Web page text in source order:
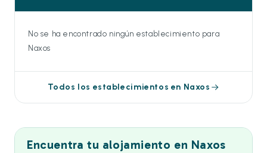
No se ha encontrado ningún establecimiento para
Naxos
Todos los establecimientos en Naxos
Encuentra tu alojamiento en Naxos